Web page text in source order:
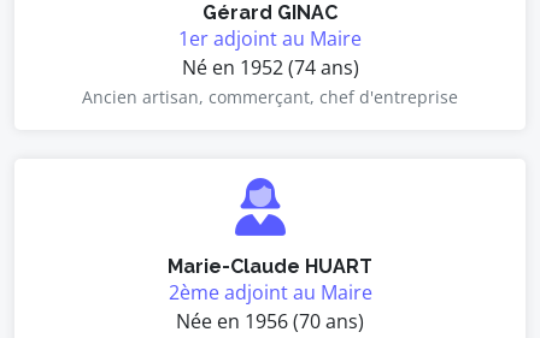
Gérard GINAC
1er adjoint au Maire
Né en 1952 (74 ans)
Ancien artisan, commerçant, chef d'entreprise
Marie-Claude HUART
2ème adjoint au Maire
Née en 1956 (70 ans)